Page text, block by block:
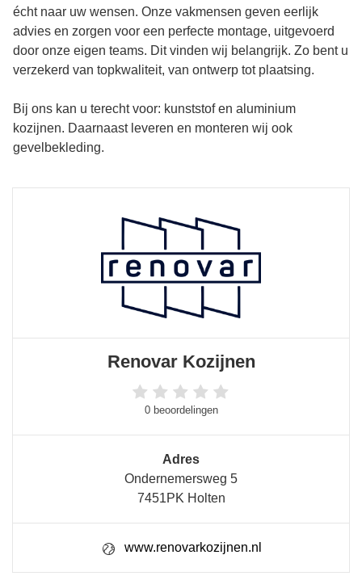
écht naar uw wensen. Onze vakmensen geven eerlijk
advies en zorgen voor een perfecte montage, uitgevoerd
door onze eigen teams. Dit vinden wij belangrijk. Zo bent u
verzekerd van topkwaliteit, van ontwerp tot plaatsing.
Bij ons kan u terecht voor: kunststof en aluminium
kozijnen. Daarnaast leveren en monteren wij ook
gevelbekleding.
Renovar Kozijnen
0 beoordelingen
Adres
Ondernemersweg 5
7451PK Holten
www.renovarkozijnen.nl